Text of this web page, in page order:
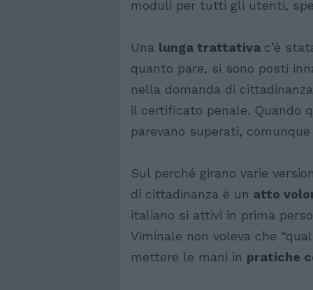
moduli per tutti gli utenti,
Una lunga trattativa c’è
quanto pare, si sono posti
nella domanda di
il certificato penale. Quando
parevano superati,
Sul perché girano varie
di cittadinanza è un atto
italiano si attivi in prima
Viminale non voleva che
mettere le mani in pratiche